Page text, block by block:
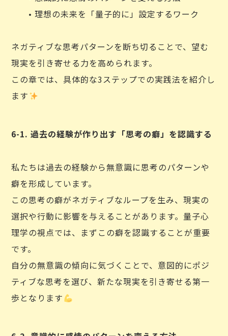
• 理想の未来を「量子的に」設定するワーク
ネガティブな思考パターンを断ち切ることで、望む
現実を引き寄せる力を高められます。
この章では、具体的な3ステップでの実践法を紹介し
ます
6-1. 過去の経験が作り出す「思考の癖」を認識する
私たちは過去の経験から無意識に思考のパターンや
癖を形成しています。
この思考の癖がネガティブなループを生み、現実の
選択や行動に影響を与えることがあります。量子心
理学の視点では、まずこの癖を認識することが重要
です。
自分の無意識の傾向に気づくことで、意図的にポジ
ティブな思考を選び、新たな現実を引き寄せる第一
歩となります